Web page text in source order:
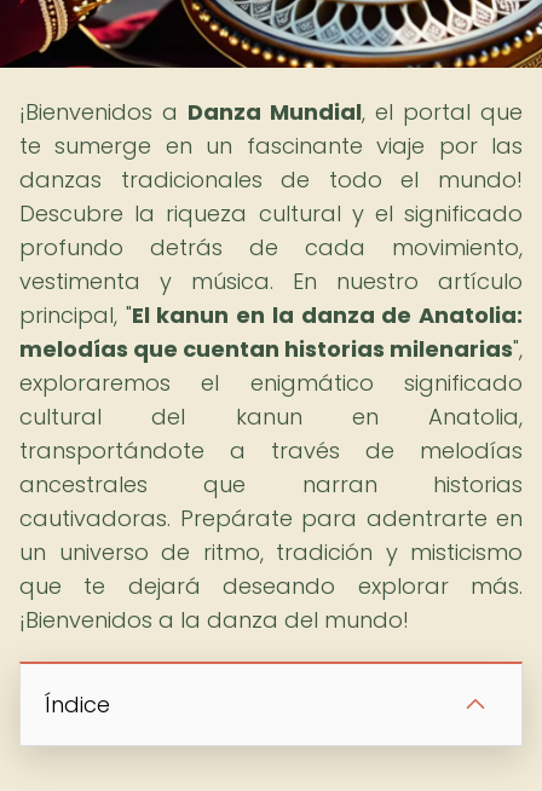
¡Bienvenidos a Danza Mundial, el portal que
te sumerge en un fascinante viaje por las
danzas tradicionales de todo el mundo!
Descubre la riqueza cultural y el significado
profundo detrás de cada movimiento,
vestimenta y música. En nuestro artículo
principal, "El kanun en la danza de Anatolia:
melodías que cuentan historias milenarias",
exploraremos el enigmático significado
cultural del kanun en Anatolia,
transportándote a través de melodías
ancestrales que narran historias
cautivadoras. Prepárate para adentrarte en
un universo de ritmo, tradición y misticismo
que te dejará deseando explorar más.
¡Bienvenidos a la danza del mundo!
Índice